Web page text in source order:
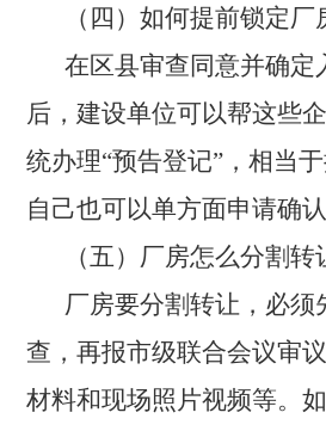
（四）如何提前锁定厂
在区县审查同意并确定
后，建设单位可以帮这些
统办理“预告登记”，相当
自己也可以单方面申请确认
（五）厂房怎么分割转
厂房要分割转让，必须
查，再报市级联合会议审
材料和现场照片视频等。